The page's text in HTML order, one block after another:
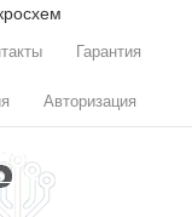
Гарантия
Авторизация